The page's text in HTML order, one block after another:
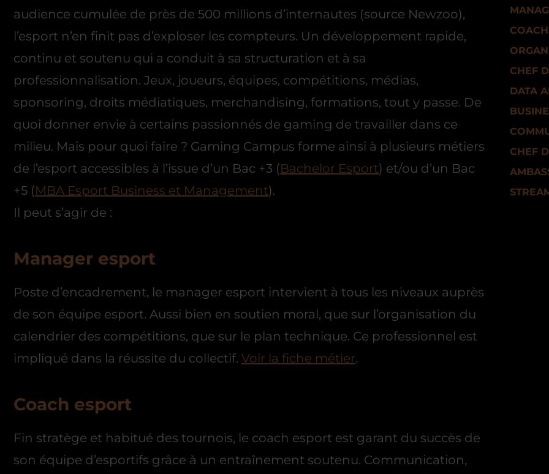
CHEF
DATA
CHEF
audience cumulée de près de 500 millions d’internautes (source Newzoo),
l’esport n’en finit pas d’exploser les compteurs. Un développement rapide,
continu et soutenu qui a conduit à sa structuration et à sa
professionnalisation. Jeux, joueurs, équipes, compétitions, médias,
sponsoring, droits médiatiques, merchandising, formations, tout y passe. De
quoi donner envie à certains passionnés de gaming de travailler dans ce
milieu. Mais pour quoi faire ? Gaming Campus forme ainsi à plusieurs métiers
de l’esport accessibles à l’issue d’un Bac +3 (Bachelor Esport) et/ou d’un Bac
+5 (MBA Esport Business et Management).
Il peut s’agir de :
Manager esport
Poste d’encadrement, le manager esport intervient à tous les niveaux auprès
de son équipe esport. Aussi bien en soutien moral, que sur l’organisation du
calendrier des compétitions, que sur le plan technique. Ce professionnel est
impliqué dans la réussite du collectif. Voir la fiche métier.
Coach esport
Fin stratège et habitué des tournois, le coach esport est garant du succès de
son équipe d’esportifs grâce à un entraînement soutenu. Communication,